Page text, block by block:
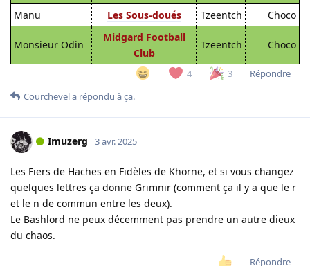
Manu Les Sous-doués Tzeentch Choco
Monsieur Odin
Midgard Football
Club
Tzeentch Choco
4 3
Répondre
Courchevela répondu à ça.
Imuzerg 3 avr. 2025
Les Fiers de Haches en Fidèles de Khorne, et si vous changez
quelques lettres ça donne Grimnir (comment ça il y a que le r
et le n de commun entre les deux).
Le Bashlord ne peux décemment pas prendre un autre dieux
du chaos.
Répondre